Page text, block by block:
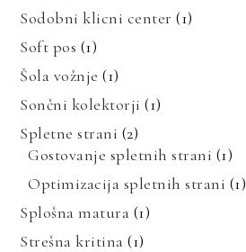
Sodobni klicni center (1)
Soft pos (1)
Šola vožnje (1)
Sončni kolektorji (1)
Spletne strani (2)
Gostovanje spletnih strani (1)
Optimizacija spletnih strani (1)
Splošna matura (1)
Strešna kritina (1)